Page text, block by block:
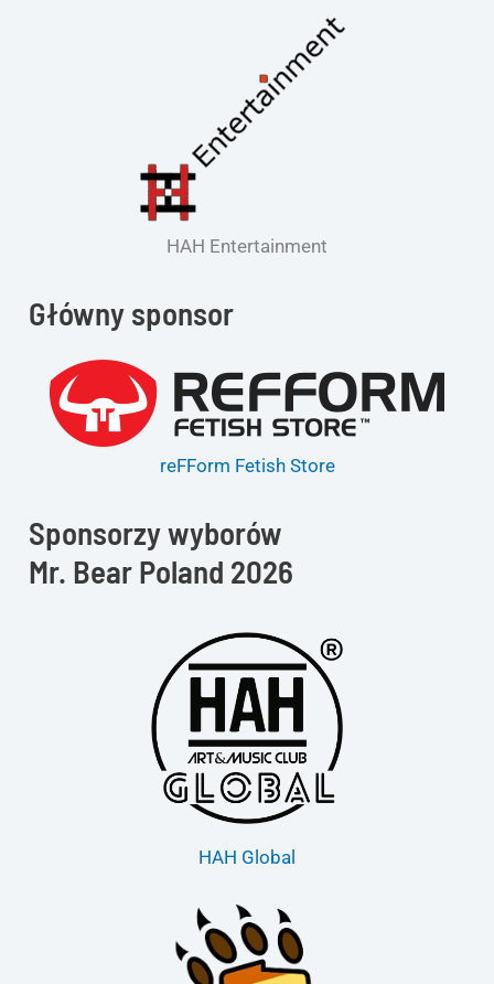
HAH Entertainment
Główny sponsor
reFForm Fetish Store
Sponsorzy wyborów
Mr. Bear Poland 2026
HAH Global